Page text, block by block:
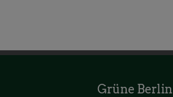
Grüne Berlin